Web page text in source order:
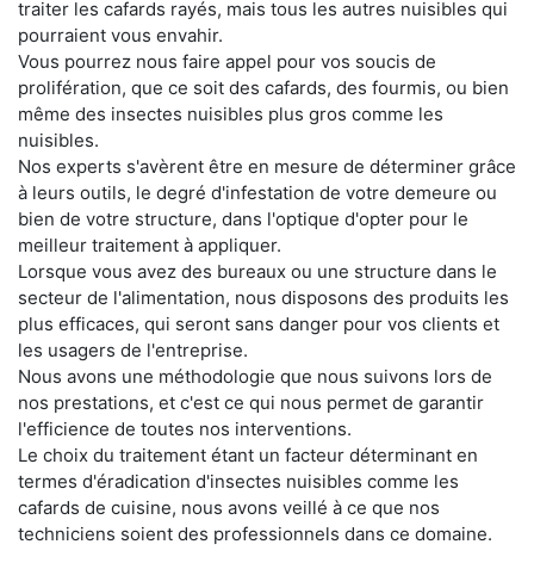
traiter les cafards rayés, mais tous les autres nuisibles qui
pourraient vous envahir.
Vous pourrez nous faire appel pour vos soucis de
prolifération, que ce soit des cafards, des fourmis, ou bien
même des insectes nuisibles plus gros comme les
nuisibles.
Nos experts s'avèrent être en mesure de déterminer grâce
à leurs outils, le degré d'infestation de votre demeure ou
bien de votre structure, dans l'optique d'opter pour le
meilleur traitement à appliquer.
Lorsque vous avez des bureaux ou une structure dans le
secteur de l'alimentation, nous disposons des produits les
plus efficaces, qui seront sans danger pour vos clients et
les usagers de l'entreprise.
Nous avons une méthodologie que nous suivons lors de
nos prestations, et c'est ce qui nous permet de garantir
l'efficience de toutes nos interventions.
Le choix du traitement étant un facteur déterminant en
termes d'éradication d'insectes nuisibles comme les
cafards de cuisine, nous avons veillé à ce que nos
techniciens soient des professionnels dans ce domaine.